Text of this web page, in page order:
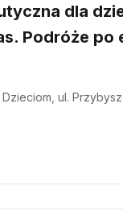
dla
Podróże po
ul.